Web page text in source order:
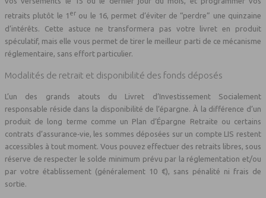
retraits plutôt le 1 er ou le 16, permet d’éviter de “perdre” une quinzaine
d’intérêts. Cette astuce ne transformera pas votre livret en produit
spéculatif, mais elle vous permet de tirer le meilleur parti de ce mécanisme
réglementaire, sans effort particulier.
Modalités de retrait et disponibilité des fonds déposés
L’un des grands atouts du Livret d’Investissement Socialement
responsable réside dans la disponibilité de l’épargne. À la différence d’un
produit de long terme comme un Plan d’Épargne Retraite ou certains
contrats d’assurance‑vie, les sommes déposées sur un compte LIS restent
accessibles à tout moment. Vous pouvez effectuer des retraits libres, sous
réserve de respecter le solde minimum prévu par la réglementation et/ou
par votre établissement (généralement 10 €), sans pénalité ni frais de
sortie.